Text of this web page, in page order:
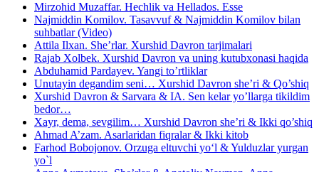
Mirzohid Muzaffar. Hechlik va Hellados. Esse
Najmiddin Komilov. Tasavvuf & Najmiddin Komilov bilan
suhbatlar (Video)
Attila Ilxan. She’rlar. Xurshid Davron tarjimalari
Rajab Xolbek. Xurshid Davron va uning kutubxonasi haqida
Abduhamid Pardayev. Yangi to’rtliklar
Unutayin degandim seni… Xurshid Davron she’ri & Qo’shiq
Xurshid Davron & Sarvara & IA. Sen kelar yo’llarga tikildim
bedor…
Xayr, dema, sevgilim… Xurshid Davron she’ri & Ikki qo’shiq
Ahmad A’zam. Asarlaridan fiqralar & Ikki kitob
Farhod Bobojonov. Orzuga eltuvchi yo‘l & Yulduzlar yurgan
yo`l